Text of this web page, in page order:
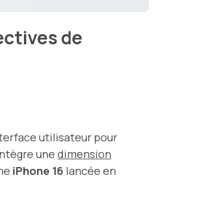
de
utilisateur pour
une dimension
iPhone 16 lancée en